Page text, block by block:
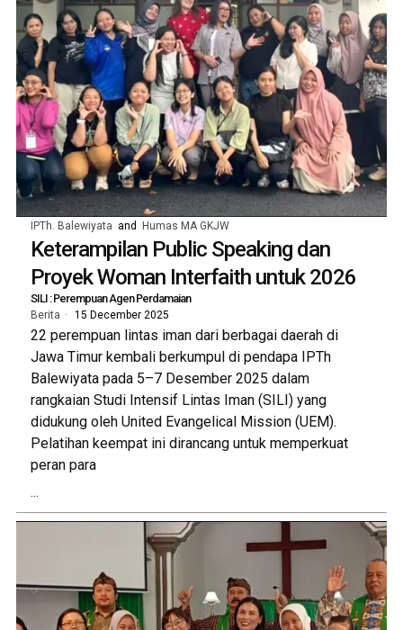
IPTh. Balewiyata and Humas MA GKJW
Keterampilan Public Speaking dan
Proyek Woman Interfaith untuk 2026
SILI : Perempuan Agen Perdamaian
Berita 15 December 2025
22 perempuan lintas iman dari berbagai daerah di
Jawa Timur kembali berkumpul di pendapa IPTh
Balewiyata pada 5–7 Desember 2025 dalam
rangkaian Studi Intensif Lintas Iman (SILI) yang
didukung oleh United Evangelical Mission (UEM).
Pelatihan keempat ini dirancang untuk memperkuat
peran para
...